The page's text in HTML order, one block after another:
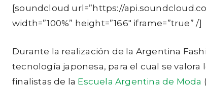
[soundcloud url=”https://
width=”100%” height=”166″ iframe=”true” /]
Durante la realización de la Argentina
tecnología japonesa, para el cual se
finalistas de la Escuela Argentina de Moda